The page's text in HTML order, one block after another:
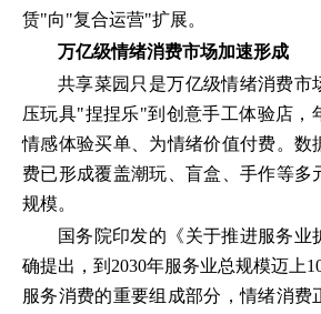
赁"向"复合运营"扩展。
万亿级情绪消费市场加速形成
共享菜园只是万亿级情绪消费市
压玩具"捏捏乐"到创意手工体验店，
情感体验买单、为情绪价值付费。数
费已形成覆盖潮玩、盲盒、手作等多
规模。
国务院印发的《关于推进服务业
确提出，到2030年服务业总规模迈上
服务消费的重要组成部分，情绪消费